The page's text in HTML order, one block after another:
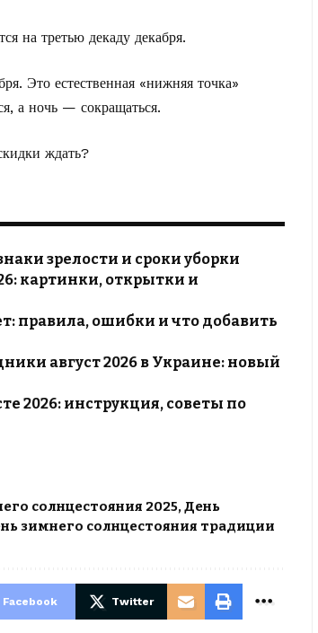
на третью декаду декабря.
Это естественная «нижняя точка»
а ночь — сокращаться.
ждать?
зрелости и сроки уборки
картинки, открытки и
правила, ошибки и что добавить
август 2026 в Украине: новый
2026: инструкция, советы по
солнцестояния 2025,День
зимнего солнцестояния традиции
Facebook Twitter